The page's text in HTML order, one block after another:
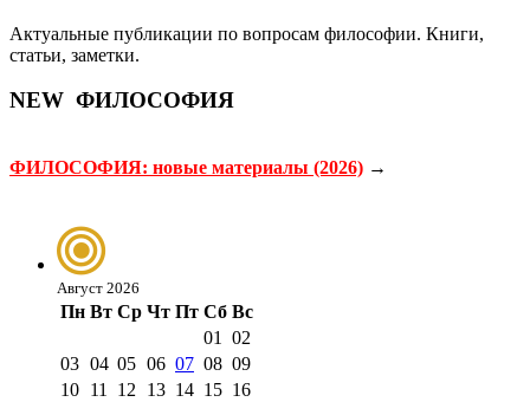
Актуальные публикации по вопросам философии. Книги,
статьи, заметки.
NEW ФИЛОСОФИЯ
ФИЛОСОФИЯ: новые материалы (2026) →
Август 2026
Пн Вт Ср Чт Пт Сб Вс
01
02
03 04 05 06 07 08 09
10 11 12 13 14 15 16